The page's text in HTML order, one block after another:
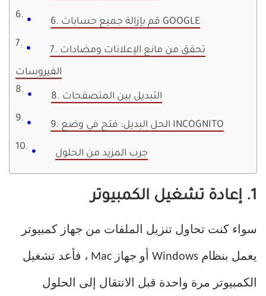
6. قم بإزالة جميع حسابات GOOGLE
7. تحقق من مانع الإعلانات ومضادات
الفيروسات
8. التبديل بين المتصفحات
9. الحل البديل: فتح في وضع INCOGNITO
جرب المزيد من الحلول
1. إعادة تشغيل الكمبيوتر
سواء كنت تحاول تنزيل الملفات من جهاز كمبيوتر
يعمل بنظام Windows أو جهاز Mac ، فأعد تشغيل
الكمبيوتر مرة واحدة قبل الانتقال إلى الحلول